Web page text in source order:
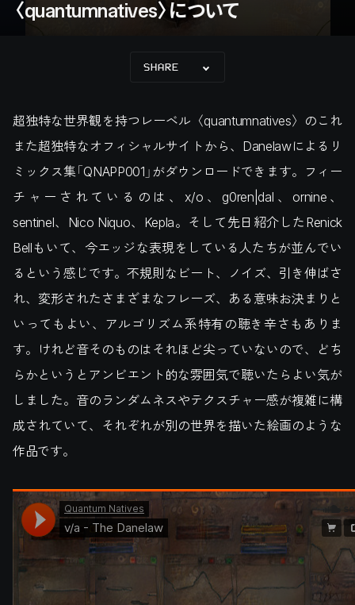
〈quantumnatives〉について
SHARE
超独特な世界観を持つレーベル〈quantumnatives〉のこれ
また超独特なオフィシャルサイトから、Danelawによるリ
ミックス集「QNAPP001」がダウンロードできます。フィー
チャーされているのは、x/o、g0ren|dal、ornine、
sentinel、Nico Niquo、Kepla。そして先日紹介したRenick
Bellもいて、今エッジな表現をしている人たちが並んでい
るという感じです。不規則なビート、ノイズ、引き伸ばさ
れ、変形されたさまざまなフレーズ、ある意味お決まりと
いってもよい、アルゴリズム系特有の聴き辛さもありま
す。けれど音そのものはそれほど尖っていないので、どち
らかというとアンビエント的な雰囲気で聴いたらよい気が
しました。音のランダムネスやテクスチャー感が複雑に構
成されていて、それぞれが別の世界を描いた絵画のような
作品です。